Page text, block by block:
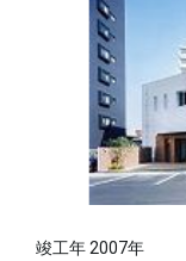
竣工年 2007年